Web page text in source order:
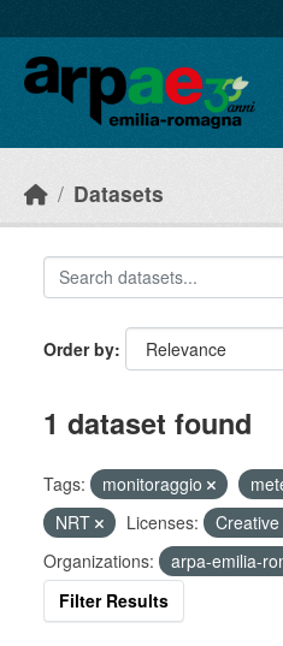
Datasets
Order by
1 dataset found
Tags: monitoraggio
NRT
Licenses:
Organizations:
arpa-emilia-
Filter Results